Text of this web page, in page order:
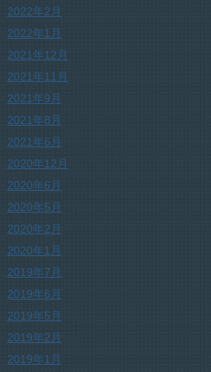
2022年2月
2022年1月
2021年12月
2021年11月
2021年9月
2021年8月
2021年6月
2020年12月
2020年6月
2020年5月
2020年2月
2020年1月
2019年7月
2019年6月
2019年5月
2019年2月
2019年1月